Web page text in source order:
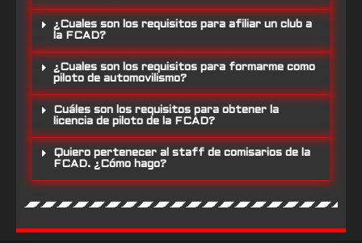
¿Cuales son los requisitos para afiliar un club a
la FCAD?
¿Cuales son los requisitos para formarme como
piloto de automovilismo?
Cuáles son los requisitos para obtener la
licencia de piloto de la FCAD?
Quiero pertenecer al staff de comisarios de la
FCAD. ¿Cómo hago?